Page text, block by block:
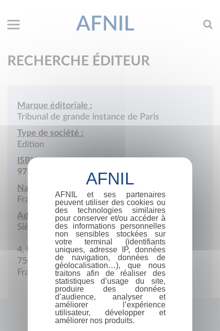
AFNIL
RECHERCHE ÉDITEUR
Marque éditoriale :
Tribunal de grande instance de Paris
Type de société :
Edition
ISBN :
978-2-901574
Nationalité :
France
Adresse :
Siège social
4, bd. du Palais
75001 Paris
France
AFNIL et ses partenaires
peuvent utiliser des cookies ou
des technologies similaires
pour conserver et/ou accéder à
des informations personnelles
non sensibles stockées sur
votre terminal (identifiants
uniques, adresse IP, données
de navigation, données de
géolocalisation…), que nous
traitons afin de réaliser des
statistiques d’usage du site,
produire des données
d’audience, analyser et
améliorer l’expérience
utilisateur, développer et
améliorer nos produits.